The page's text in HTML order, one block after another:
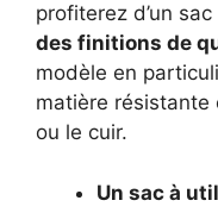
profiterez d’un sac
des finitions de
modèle en
matière résistante
ou le cuir.
Un sac à